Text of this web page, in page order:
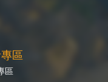
區
區